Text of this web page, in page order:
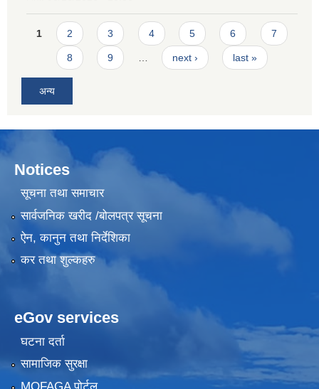
Pages
1 2 3 4 5 6 7
8 9 … next › last »
अन्य
Notices
सूचना तथा समाचार
सार्वजनिक खरीद /बोलपत्र सूचना
ऐन, कानुन तथा निर्देशिका
कर तथा शुल्कहरु
eGov services
घटना दर्ता
सामाजिक सुरक्षा
MOFAGA पोर्टल